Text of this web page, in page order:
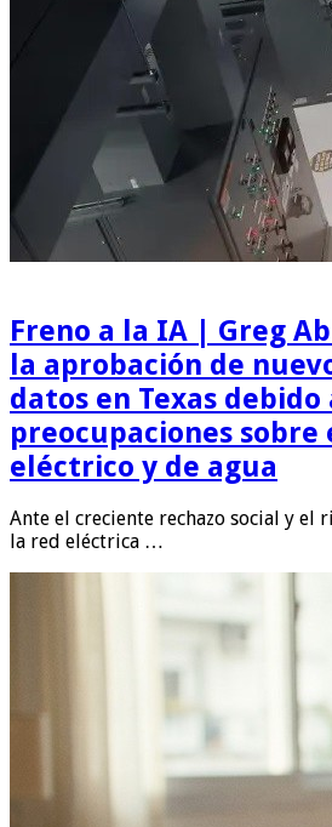
Freno a la IA | Greg
la aprobación de
datos en Texas debido
preocupaciones sobre
eléctrico y de agua
Ante el creciente rechazo social y el
la red eléctrica …